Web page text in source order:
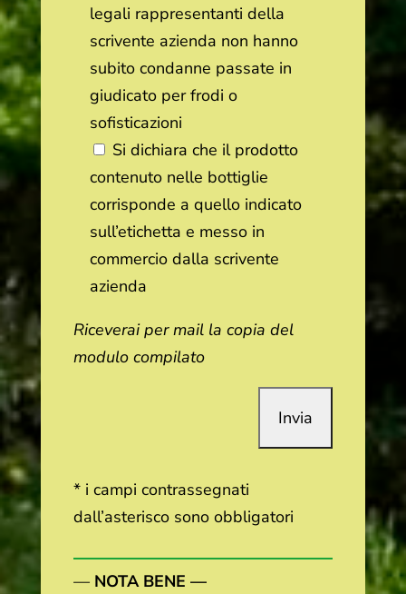
legali rappresentanti della
scrivente azienda non hanno
subito condanne passate in
giudicato per frodi o
sofisticazioni
Si dichiara che il prodotto
contenuto nelle bottiglie
corrisponde a quello indicato
sull’etichetta e messo in
commercio dalla scrivente
azienda
Riceverai per mail la copia del
modulo compilato
* i campi contrassegnati
dall’asterisco sono obbligatori
— NOTA BENE —